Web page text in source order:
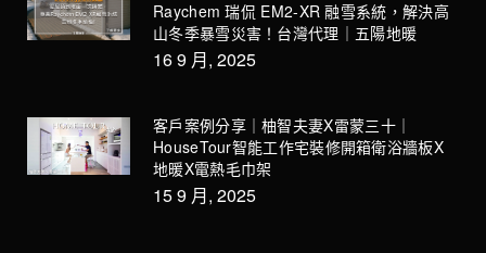
Raychem 瑞侃 EM2-XR 融雪系統，解決高
山冬季暴雪災害！台灣代理｜五陽地暖
16 9 月, 2025
客戶案例分享｜柚智夫妻X雷蒙三十｜
HouseTour智能工作宅裝修開箱衛浴牆板X
地暖X電熱毛巾架
15 9 月, 2025